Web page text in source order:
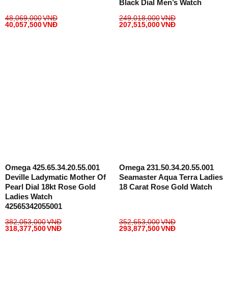
48,069,000VNĐ
40,057,500VNĐ
Black Dial Men’s Watch
249,018,000VNĐ
207,515,000VNĐ
Omega 425.65.34.20.55.001
Deville Ladymatic Mother Of
Pearl Dial 18kt Rose Gold
Ladies Watch
42565342055001
382,053,000VNĐ
318,377,500VNĐ
Omega 231.50.34.20.55.001
Seamaster Aqua Terra Ladies
18 Carat Rose Gold Watch
352,653,000VNĐ
293,877,500VNĐ